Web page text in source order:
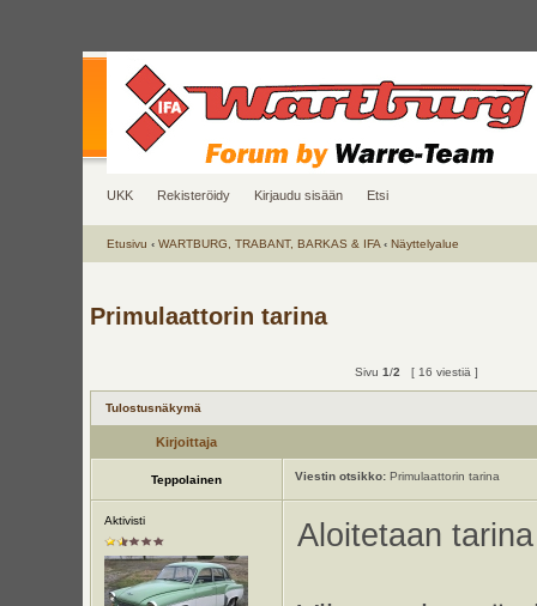
UKK Rekisteröidy Kirjaudu sisään Etsi
Etusivu ‹ WARTBURG, TRABANT, BARKAS & IFA ‹ Näyttelyalue
Primulaattorin tarina
Sivu 1/2 [ 16 viestiä ]
Tulostusnäkymä
Kirjoittaja
Teppolainen Viestin otsikko:Primulaattorin tarina
Aktivisti Aloitetaan